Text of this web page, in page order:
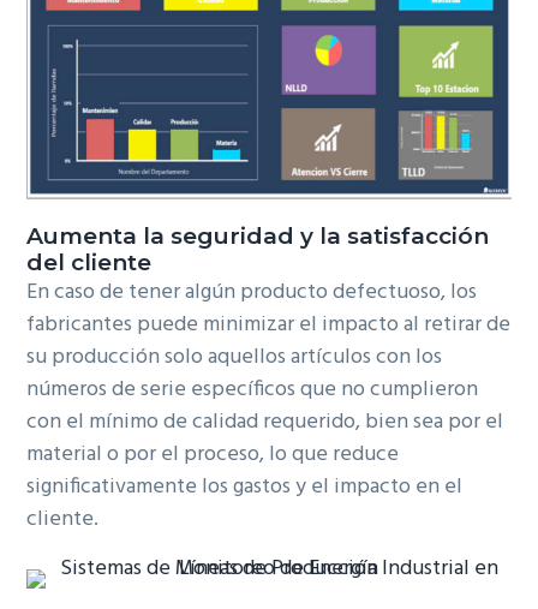
Aumenta la seguridad y la satisfacción
del cliente
En caso de tener algún producto defectuoso, los
fabricantes puede minimizar el impacto al retirar de
su producción solo aquellos artículos con los
números de serie específicos que no cumplieron
con el mínimo de calidad requerido, bien sea por el
material o por el proceso, lo que reduce
significativamente los gastos y el impacto en el
cliente.